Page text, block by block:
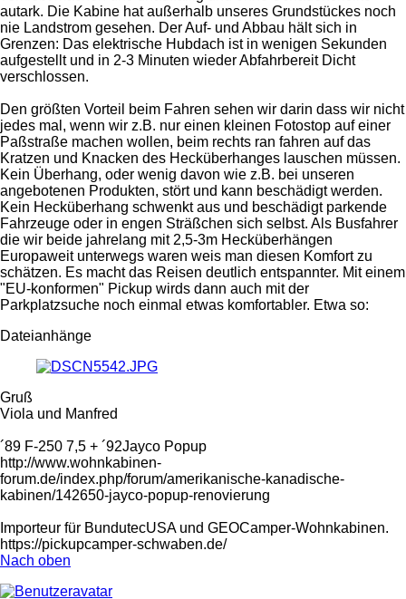
autark. Die Kabine hat außerhalb unseres Grundstückes noch
nie Landstrom gesehen. Der Auf- und Abbau hält sich in
Grenzen: Das elektrische Hubdach ist in wenigen Sekunden
aufgestellt und in 2-3 Minuten wieder Abfahrbereit Dicht
verschlossen.
Den größten Vorteil beim Fahren sehen wir darin dass wir nicht
jedes mal, wenn wir z.B. nur einen kleinen Fotostop auf einer
Paßstraße machen wollen, beim rechts ran fahren auf das
Kratzen und Knacken des Hecküberhanges lauschen müssen.
Kein Überhang, oder wenig davon wie z.B. bei unseren
angebotenen Produkten, stört und kann beschädigt werden.
Kein Hecküberhang schwenkt aus und beschädigt parkende
Fahrzeuge oder in engen Sträßchen sich selbst. Als Busfahrer
die wir beide jahrelang mit 2,5-3m Hecküberhängen
Europaweit unterwegs waren weis man diesen Komfort zu
schätzen. Es macht das Reisen deutlich entspannter. Mit einem
"EU-konformen" Pickup wirds dann auch mit der
Parkplatzsuche noch einmal etwas komfortabler. Etwa so:
Dateianhänge
Gruß
Viola und Manfred
´89 F-250 7,5 + ´92Jayco Popup
http://www.wohnkabinen-
forum.de/index.php/forum/amerikanische-kanadische-
kabinen/142650-jayco-popup-renovierung
Importeur für BundutecUSA und GEOCamper-Wohnkabinen.
https://pickupcamper-schwaben.de/
Nach oben